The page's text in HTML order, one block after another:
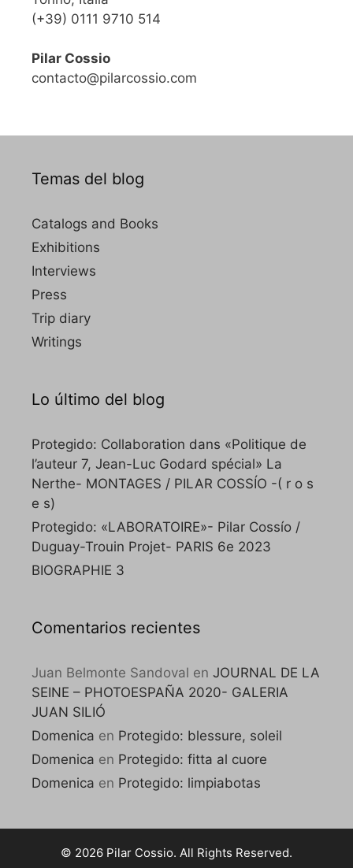
(+39) 0111 9710 514
Pilar Cossio
contacto@pilarcossio.com
Temas del blog
Catalogs and Books
Exhibitions
Interviews
Press
Trip diary
Writings
Lo último del blog
Protegido: Collaboration dans «Politique de
l’auteur 7, Jean-Luc Godard spécial» La
Nerthe- MONTAGES / PILAR COSSÍO -( r o s
e s)
Protegido: «LABORATOIRE»- Pilar Cossío /
Duguay-Trouin Projet- PARIS 6e 2023
BIOGRAPHIE 3
Comentarios recientes
Juan Belmonte Sandoval en JOURNAL DE LA
SEINE – PHOTOESPAÑA 2020- GALERIA
JUAN SILIÓ
Domenica en Protegido: blessure, soleil
Domenica en Protegido: fitta al cuore
Domenica en Protegido: limpiabotas
© 2026 Pilar Cossio. All Rights Reserved.